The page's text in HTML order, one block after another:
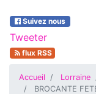
Suivez nous
Tweeter
flux RSS
Accueil Lorraine
BROCANTE